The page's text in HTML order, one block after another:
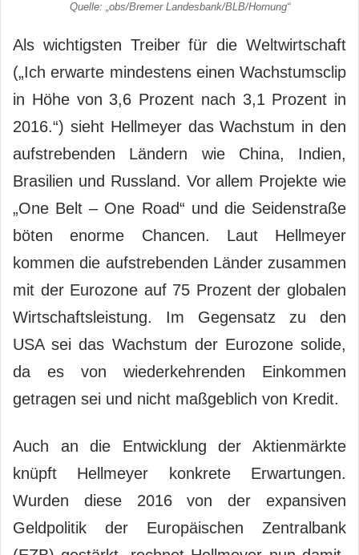
Quelle: „obs/Bremer Landesbank/BLB/Hornung“
Als wichtigsten Treiber für die Weltwirtschaft
(„Ich erwarte mindestens einen Wachstumsclip
in Höhe von 3,6 Prozent nach 3,1 Prozent in
2016.“) sieht Hellmeyer das Wachstum in den
aufstrebenden Ländern wie China, Indien,
Brasilien und Russland. Vor allem Projekte wie
„One Belt – One Road“ und die Seidenstraße
böten enorme Chancen. Laut Hellmeyer
kommen die aufstrebenden Länder zusammen
mit der Eurozone auf 75 Prozent der globalen
Wirtschaftsleistung. Im Gegensatz zu den
USA sei das Wachstum der Eurozone solide,
da es von wiederkehrenden Einkommen
getragen sei und nicht maßgeblich von Kredit.
Auch an die Entwicklung der Aktienmärkte
knüpft Hellmeyer konkrete Erwartungen.
Wurden diese 2016 von der expansiven
Geldpolitik der Europäischen Zentralbank